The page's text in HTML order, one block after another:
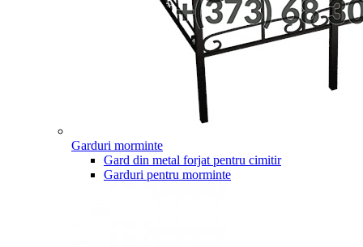
Garduri morminte
Gard din metal forjat pentru cimitir
Garduri pentru morminte